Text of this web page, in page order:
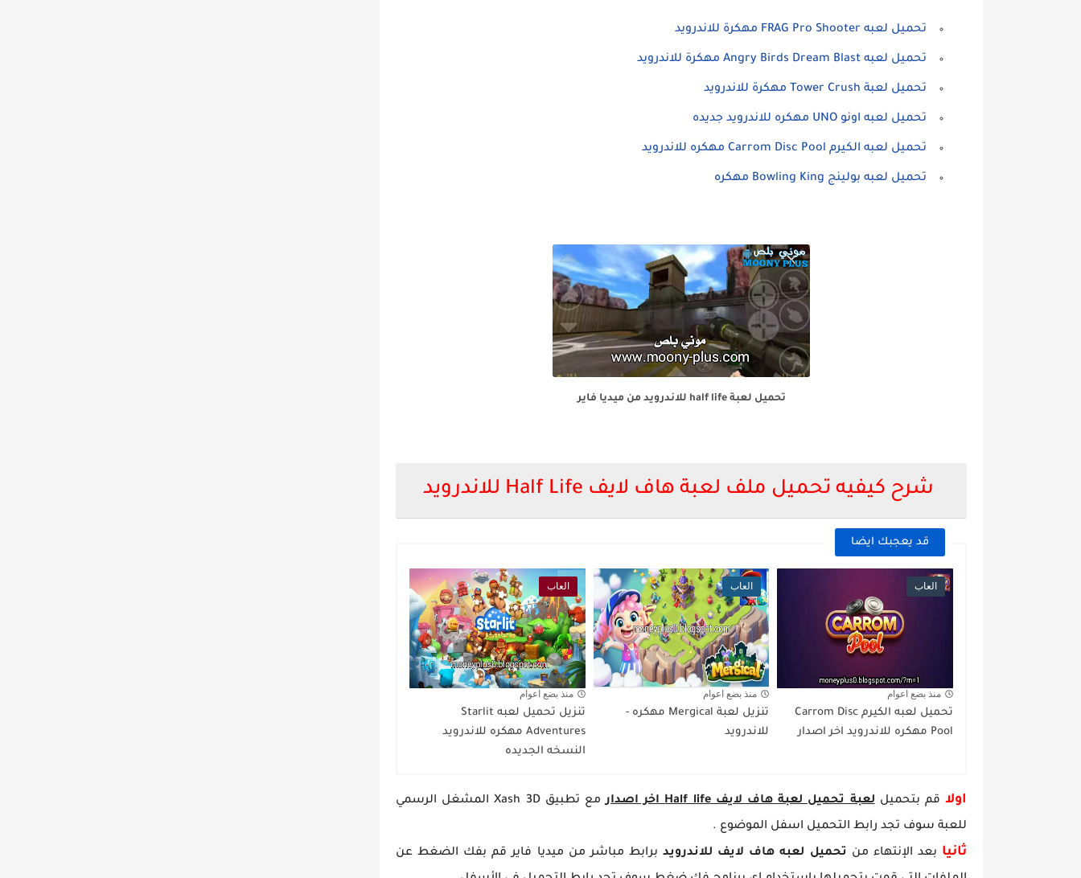
تحميل لعبه FRAG Pro Shooter مهكرة للاندرويد
تحميل لعبه Angry Birds Dream Blast مهكرة للاندرويد
تحميل لعبة Tower Crush مهكرة للاندرويد
تحميل لعبه اونو UNO مهكره للاندرويد جديده
تحميل لعبه الكيرم Carrom Disc Pool مهكره للاندرويد
تحميل لعبه بولينج Bowling King مهكره
تحميل لعبةhalf life للاندرويد من ميديا فاير
شرح كيفيه تحميل ملف لعبة هاف لايف Half Life للاندرويد
قد يعجبك ايضا
العاب
منذ بضع اعوام
تحميل لعبه الكيرم Carrom Disc
Pool مهكره للاندرويد اخر اصدار
العاب
منذ بضع اعوام
تنزيل لعبة Mergical مهكره -
للاندرويد
العاب
منذ بضع اعوام
تنزيل تحميل لعبه Starlit
Adventures مهكره للاندرويد
النسخه الجديده
اولا قم بتحميللعبة تحميل لعبة هاف لايف Half life اخر اصدار
مع تطبيق Xash 3D المشغل الرسمي
للعبة سوف تجد رابط التحميل اسفل الموضوع .
ثانيا بعد الإنتهاء من تحميل لعبه هاف لايف للاندرويدبرابط مباشر من ميديا فاير قم بفك الضغط عن